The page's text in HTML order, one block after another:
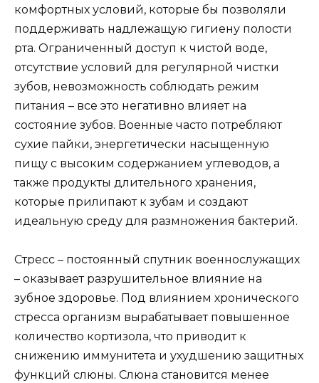
комфортных условий, которые бы позволяли
поддерживать надлежащую гигиену полости
рта. Ограниченный доступ к чистой воде,
отсутствие условий для регулярной чистки
зубов, невозможность соблюдать режим
питания – все это негативно влияет на
состояние зубов. Военные часто потребляют
сухие пайки, энергетически насыщенную
пищу с высоким содержанием углеводов, а
также продукты длительного хранения,
которые прилипают к зубам и создают
идеальную среду для размножения бактерий.
Стресс – постоянный спутник военнослужащих
– оказывает разрушительное влияние на
зубное здоровье. Под влиянием хронического
стресса организм вырабатывает повышенное
количество кортизола, что приводит к
снижению иммунитета и ухудшению защитных
функций слюны. Слюна становится менее